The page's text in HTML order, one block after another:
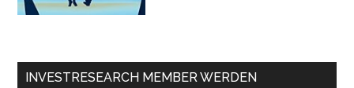
INVESTRESEARCH MEMBER WERDEN